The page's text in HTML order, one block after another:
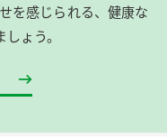
を感じられる、健康な
ょう。